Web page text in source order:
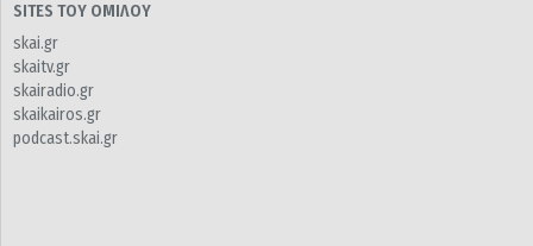
SITES ΤΟΥ ΟΜΙΛΟΥ
skai.gr
skaitv.gr
skairadio.gr
skaikairos.gr
podcast.skai.gr